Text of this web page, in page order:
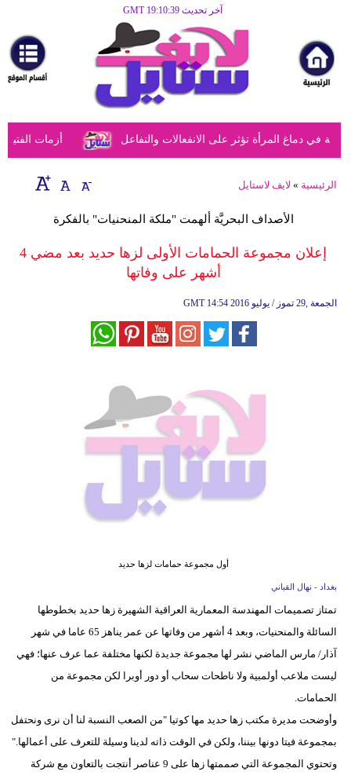
آخر تحديث GMT 19:10:39
مرأة
أزياء
أزياء
إسلامية
صحة
أزمات دماغ المرأة تؤثر على الانفعالات والتفاعل
الرئيسية » لايف لاستايل
الأصداف البحريَّة ألهمت "ملكة المنحنيات" بالفكرة
إعلان مجموعة الحمامات الأولى لزها حديد بعد مضي 4
أشهر على وفاتها
GMT 14:54 2016 الجمعة ,29 تموز / يوليو
أول مجموعة حمامات لزها حديد
بغداد - نهال القباني
تمتاز تصميمات المهندسة المعمارية العراقية الشهيرة زها حديد بخطوطها
السائلة والمنحنيات، وبعد 4 أشهر من وفاتها عن عمر يناهز 65 عاما في شهر
آذار/ مارس الماضي نشر لها مجموعة جديدة لكنها مختلفة عما عرف عنها؛ فهي
ليست ملاعب أولمبية ولا ناطحات سحاب أو دور أوبرا لكن مجموعة من
الحمامات.
وأوضحت مديرة مكتب زها حديد مها كوتيا "من الصعب النسبة لنا أن نرى ونحتفل
بمجموعة فيتا دونها بيننا، ولكن في الوقت ذاته لدينا وسيلة للتعرف على أعمالها."
وتحتوي المجموعة التي صممتها زها على 9 عناصر أنتجت بالتعاون مع شركة